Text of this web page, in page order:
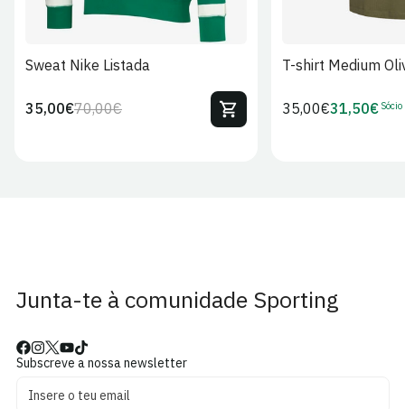
Sweat Nike Listada
Preço
70,00€Preço
35,00€
T-shirt Medium
Preço
35,00€Preço
31,50€ Sócio
Junta-te à comunidade Sporting
Subscreve a nossa newsletter